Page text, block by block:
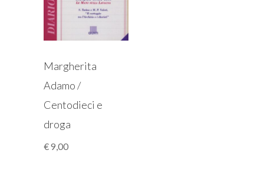
Margherita
Adamo /
Centodieci e
droga
€9,00